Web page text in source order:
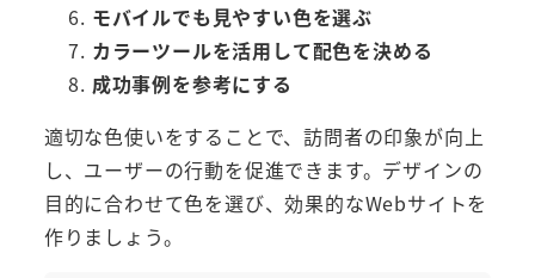
モバイルでも見やすい色を選ぶ
カラーツールを活用して配色を決める
成功事例を参考にする
適切な色使いをすることで、訪問者の印象が向上
し、ユーザーの行動を促進できます。デザインの
目的に合わせて色を選び、効果的なWebサイトを
作りましょう。